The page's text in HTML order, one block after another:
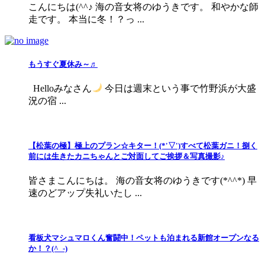
こんにちは(^^♪ 海の音女将のゆうきです。 和やかな師
走です。 本当に冬！？っ ...
もうすぐ夏休み～♬
Helloみなさん
今日は週末という事で竹野浜が大盛
況の宿 ...
【松葉の極】極上のプラン☆キター！(*'▽')すべて松葉ガニ！捌く
前には生きたカニちゃんとご対面してご挨拶＆写真撮影♪
皆さまこんにちは。 海の音女将のゆうきです(*^^*) 早
速のどアップ失礼いたし ...
看板犬マシュマロくん奮闘中！ペットも泊まれる新館オープンなる
か！？(^_-)